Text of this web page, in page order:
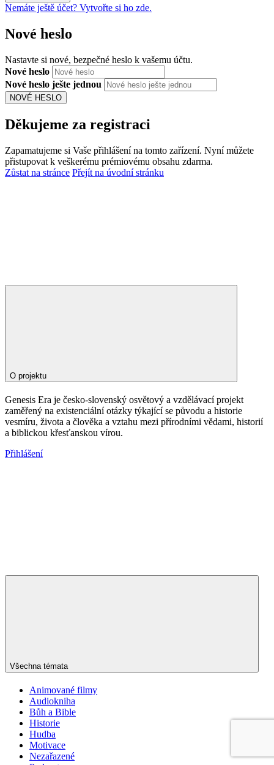
Nemáte ještě účet? Vytvořte si ho zde.
Nové heslo
Nastavte si nové, bezpečné heslo k vašemu účtu.
Nové heslo
Nové heslo ješte jednou
NOVÉ HESLO
Děkujeme za registraci
Zapamatujeme si Vaše přihlášení na tomto zařízení. Nyní můžete
přistupovat k veškerému prémiovému obsahu zdarma.
Zůstat na stránce Přejít na úvodní stránku
O projektu
Genesis Era je česko-slovenský osvětový a vzdělávací projekt
zaměřený na existenciální otázky týkající se původu a historie
vesmíru, života a člověka a vztahu mezi přírodními vědami, historií
a biblickou křesťanskou vírou.
Přihlášení
Všechna témata
Animované filmy
Audiokniha
Bůh a Bible
Historie
Hudba
Motivace
Nezařazené